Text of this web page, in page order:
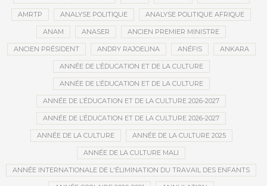
AMRTP ANALYSE POLITIQUE ANALYSE POLITIQUE AFRIQUE
ANAM ANASER ANCIEN PREMIER MINISTRE
ANCIEN PRÉSIDENT ANDRY RAJOELINA ANÉFIS ANKARA
ANNÉE DE L’ÉDUCATION ET DE LA CULTURE
ANNÉE DE L’ÉDUCATION ET DE LA CULTURE
ANNÉE DE L’ÉDUCATION ET DE LA CULTURE 2026-2027
ANNÉE DE L’ÉDUCATION ET DE LA CULTURE 2026-2027
ANNÉE DE LA CULTURE ANNÉE DE LA CULTURE 2025
ANNÉE DE LA CULTURE MALI
ANNÉE INTERNATIONALE DE L'ÉLIMINATION DU TRAVAIL DES ENFANTS